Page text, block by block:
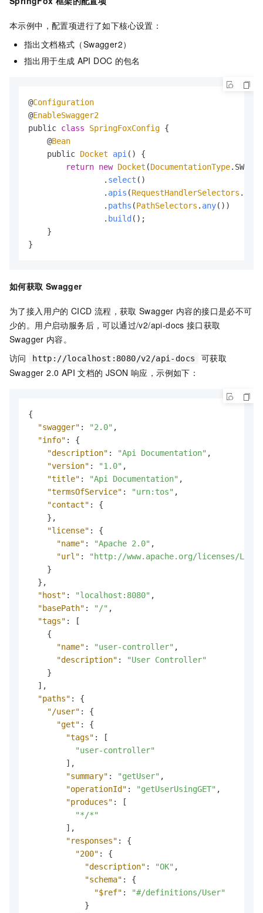
本示例中，配置项进行了如下核心设置：
指出文档格式（Swagger2）
指出用于生成 API DOC 的包名
@Configuration
@EnableSwagger2
public class SpringFoxConfig {
    @
Bean
    public
Docket api( ) {
return new Docket (DocumentationType.
                .
select ()
                .
apis (RequestHandlerSelectors .
                .
paths (PathSelectors . any())
                .
build ();
    }
}
如何获取 Swagger
为了接入用户的 CICD 流程，获取 Swagger 内容的接口是必不可
少的。用户启动服务后，可以通过/v2/api-docs 接口获取
Swagger 内容。
访问
http://localhost:8080/v2/api-docs
可获取
Swagger 2.0 API 文档的 JSON 响应，示例如下：
{
"swagger" : "2.0" ,
"info" :
{
"description" : "Api Documentation" ,
"version" : "1.0" ,
"title" : "Api Documentation" ,
"termsOfService" : "urn:tos" ,
"contact" :
{
} ,
"license" :
{
"name" : "Apache 2.0" ,
"url" :
"http://www.apache.org/licenses/
}
} ,
"host" : "localhost:8080" ,
"basePath" : "/" ,
"tags" :
[
{
"name" : "user-controller" ,
"description" :
"User Controller"
}
] ,
"paths" :
{
"/user" :
{
"get" :
{
"tags" :
[
"user-controller"
] ,
"summary" : "getUser" ,
"operationId" : "getUserUsingGET" ,
"produces" :
[
"*/*"
] ,
"responses" :
{
"200" :
{
"description" : "OK" ,
"schema" :
{
"$ref" :
"#/definitions/User"
}